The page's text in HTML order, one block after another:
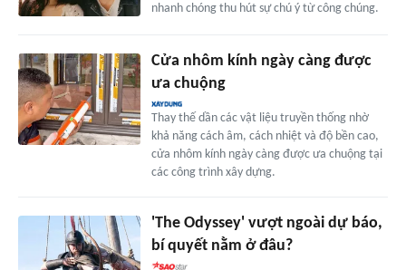
nhanh chóng thu hút sự chú ý từ công chúng.
Cửa nhôm kính ngày càng được
ưa chuộng
Thay thế dần các vật liệu truyền thống nhờ
khả năng cách âm, cách nhiệt và độ bền cao,
cửa nhôm kính ngày càng được ưa chuộng tại
các công trình xây dựng.
'The Odyssey' vượt ngoài dự báo,
bí quyết nằm ở đâu?